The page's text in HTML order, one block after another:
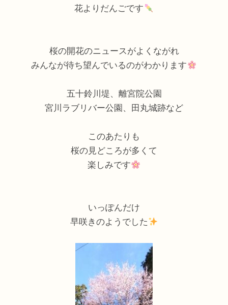
花よりだんごです
桜の開花のニュースがよくながれ
みんなが待ち望んでいるのがわかります
五十鈴川堤、離宮院公園
宮川ラブリバー公園、田丸城跡など
このあたりも
桜の見どころが多くて
楽しみです
いっぽんだけ
早咲きのようでした